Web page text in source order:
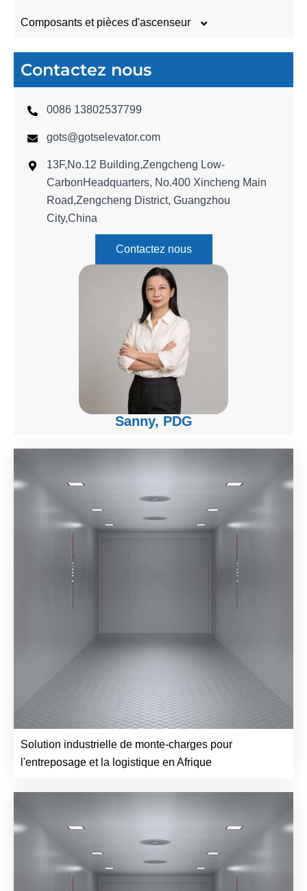
Composants et pièces d'ascenseur
Boîte de contrôle de l'ascenseur
Panneau de commande de l'atterrissage
Bouton poussoir d'ascenseur
Plafond de l'ascenseur
Main courante d'ascenseur
Contactez nous
0086 13802537799
gots@gotselevator.com
13F,No.12 Building,Zengcheng Low-
CarbonHeadquarters, No.400 Xincheng Main
Road,Zengcheng District, Guangzhou
City,China
Contactez nous
Sanny, PDG
Solution industrielle de monte-charges pour
l'entreposage et la logistique en Afrique